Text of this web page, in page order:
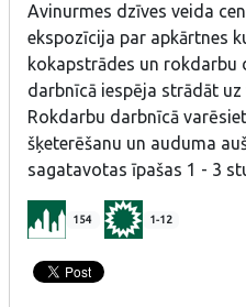
Avinurmes dzīves veida
ekspozīcija par apkārtnes
kokapstrādes un rokdarbu
darbnīcā iespēja strādāt
Rokdarbu darbnīcā
šķeterēšanu un auduma
sagatavotas īpašas 1 - 3
154 1-12